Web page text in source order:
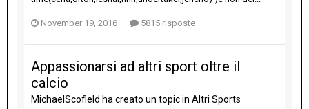
November 19, 2016 5815 risposte
Appassionarsi ad altri sport oltre il
calcio
MichaelScofield ha creato un topic in Altri Sports